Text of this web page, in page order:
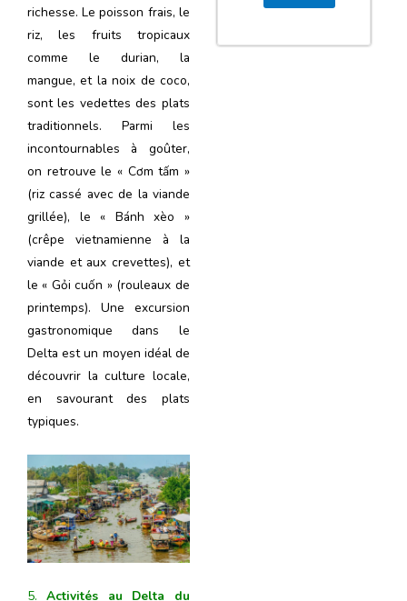
richesse. Le poisson frais, le
riz, les fruits tropicaux
comme le durian, la
mangue, et la noix de coco,
sont les vedettes des plats
traditionnels. Parmi les
incontournables à goûter,
on retrouve le « Cơm tấm »
(riz cassé avec de la viande
grillée), le « Bánh xèo »
(crêpe vietnamienne à la
viande et aux crevettes), et
le « Gỏi cuốn » (rouleaux de
printemps). Une excursion
gastronomique dans le
Delta est un moyen idéal de
découvrir la culture locale,
en savourant des plats
typiques.
5.Activités au Delta du